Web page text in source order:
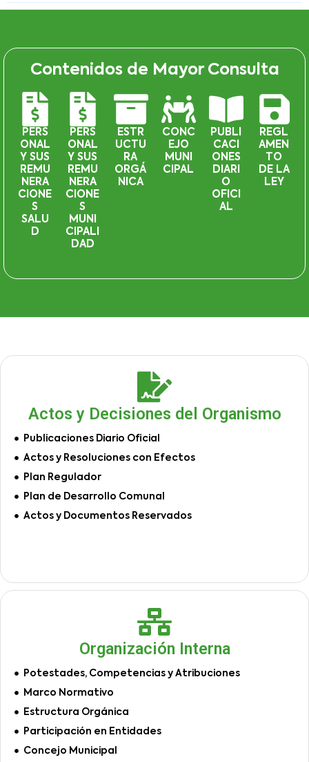
Contenidos de Mayor Consulta
PERS
ONAL
Y SUS
REMU
NERA
CIONE
S
SALU
D
PERS
ONAL
Y SUS
REMU
NERA
CIONE
S
MUNI
CIPALI
DAD
ESTR
UCTU
RA
ORGÁ
NICA
CONC
EJO
MUNI
CIPAL
PUBLI
CACI
ONES
DIARI
O
OFICI
AL
REGL
AMEN
TO
DE LA
LEY
Actos y Decisiones del Organismo
Publicaciones Diario Oficial
Actos y Resoluciones con Efectos
Plan Regulador
Plan de Desarrollo Comunal
Actos y Documentos Reservados
Organización Interna
Potestades, Competencias y Atribuciones
Marco Normativo
Estructura Orgánica
Participación en Entidades
Concejo Municipal